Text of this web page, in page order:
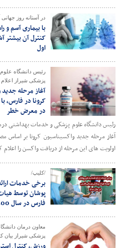
در آستانه روز
با بیماری آسم و
کنترل آن
اول
رئیس دانشگاه علوم
پزشکی شیراز اعلام
آغاز مرحله
کرونا در فارس،
در معرض خطر
رئیس دانشگاه علوم پزشکی و خدمات بهداشتی
آغاز مرحله جدید واکسیناسیون کرونا بر اساس
اولویت های این مرحله از دریافت واکسن را اعلام
/کلیپ/
برخی خدمات
پوشان توسط
فارس در سال 1400
معاون درمان
پزشکی شیراز بیان